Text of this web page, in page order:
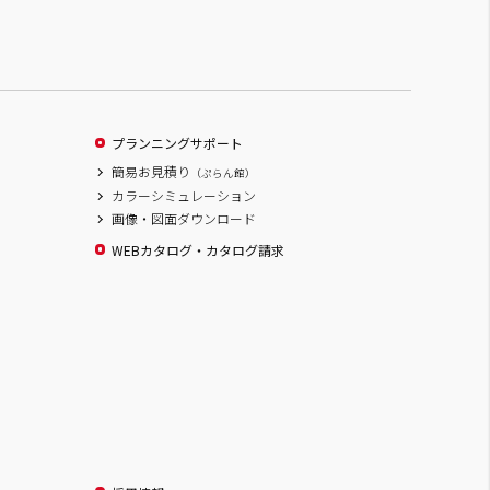
プランニングサポート
簡易お見積り
（ぷらん館）
カラーシミュレーション
画像・図面ダウンロード
WEBカタログ・カタログ請求